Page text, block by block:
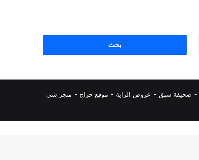
- صحيفة سبق - عروض الراية - موقع حراج - متجر شي